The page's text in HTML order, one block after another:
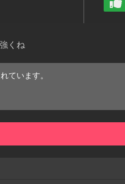
くね
ています。